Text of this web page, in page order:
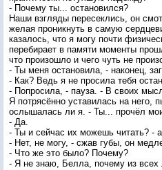
- Почему ты... остановился?
Наши взгляды пересеклись, он
желая проникнуть в самую
казалось, что я могу почти
перебирает в памяти моменты
что произошло и чего чуть не
- Ты меня остановила, - наконец,
- Как? Ведь я не просила тебя
- Попросила, - пауза. - В своих
Я потрясённо уставилась на него,
ослышалась ли я. - Ты... прочёл
- Да.
- Ты и сейчас их можешь читать? -
- Нет, не могу, - сжав губы, он
- Что же это было? Почему?
- Я не знаю, Белла, почему из